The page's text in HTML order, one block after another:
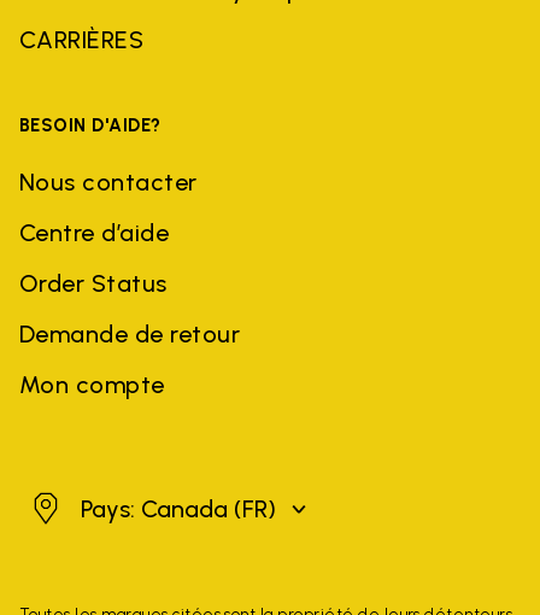
CARRIÈRES
BESOIN D'AIDE?
Nous contacter
Centre d’aide
Order Status
Demande de retour
Mon compte
CanadaPays: Canada (FR)